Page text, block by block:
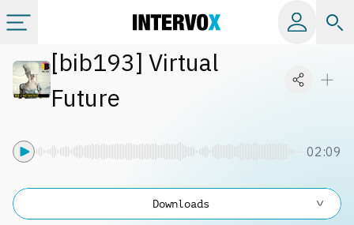
Kategorien
[bib193] Virtual
Future
02:09
Downloads